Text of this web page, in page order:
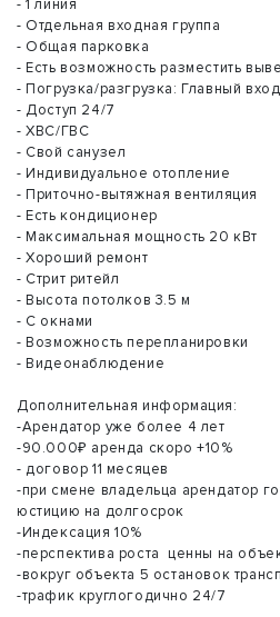
- 1 линия
- Отдельная входная группа
- Общая парковка
- Есть возможность разместить
- Погрузка/разгрузка: Главный вход
- Доступ 24/7
- ХВС/ГВС
- Свой санузел
- Индивидуальное отопление
- Приточно-вытяжная вентиляция
- Есть кондиционер
- Максимальная мощность 20 кВт
- Хороший ремонт
- Стрит ритейл
- Высота потолков 3.5 м
- С окнами
- Возможность перепланировки
- Видеонаблюдение
Дополнительная информация:
-Арендатор уже более 4 лет
-90.000₽ аренда скоро +10%
- договор 11 месяцев
-при смене владельца арендатор
юстицию на долгосрок
-Индексация 10%
-перспектива роста ценны на
-вокруг объекта 5 остановок
-трафик круглогодично 24/7